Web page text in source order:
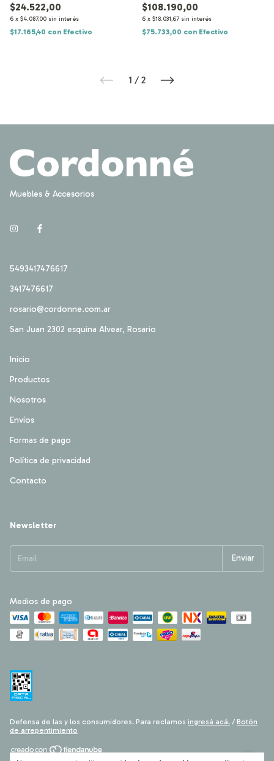
$24.522,00
6 x $4.087,00 sin interés
$17.165,40 con Efectivo
$108.190,00
6 x $18.031,67 sin interés
$75.733,00 con Efectivo
1 / 2
Muebles & Accesorios
5493417476617
3417476617
rosario@cordonne.com.ar
San Juan 2302 esquina Alvear, Rosario
Inicio
Productos
Nosotros
Envíos
Formas de pago
Política de privacidad
Contacto
Newsletter
Medios de pago
Defensa de las y los consumidores. Para reclamos ingresá acá. / Botón
de arrepentimiento